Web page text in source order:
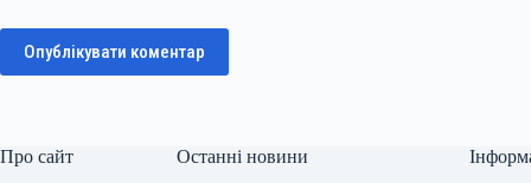
Опублікувати коментар
Про сайт Останні новини